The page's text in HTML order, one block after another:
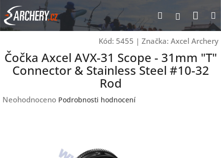
Přejít
na
obsah
Hledat
Kód: 5455 | Značka: Axcel Archery
Čočka Axcel AVX-31 Scope - 31mm "T"
Connector & Stainless Steel #10-32
Rod
Průměrné
Neohodnoceno Podrobnosti hodnocení